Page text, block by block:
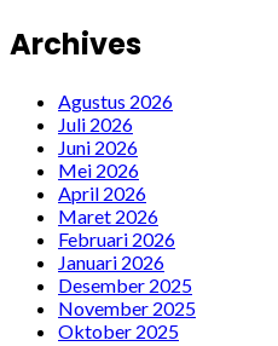
Archives
Agustus 2026
Juli 2026
Juni 2026
Mei 2026
April 2026
Maret 2026
Februari 2026
Januari 2026
Desember 2025
November 2025
Oktober 2025